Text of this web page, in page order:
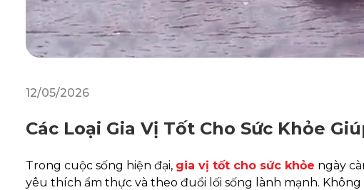
12/05/2026
Các Loại Gia Vị Tốt Cho Sức Khỏe
Trong cuộc sống hiện đại, gia vị tốt cho sức khỏe ngày
yêu thích ẩm thực và theo đuổi lối sống lành mạnh.